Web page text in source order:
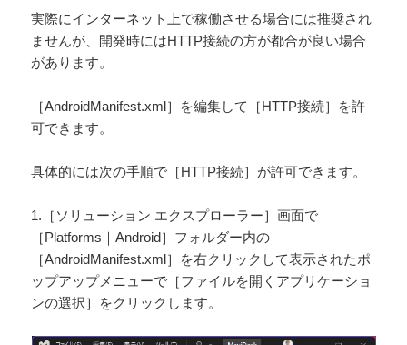
実際にインターネット上で稼働させる場合には推奨され
ませんが、開発時にはHTTP接続の方が都合が良い場合
があります。
［AndroidManifest.xml］を編集して［HTTP接続］を許
可できます。
具体的には次の手順で［HTTP接続］が許可できます。
1.［ソリューション エクスプローラー］画面で
［Platforms｜Android］フォルダー内の
［AndroidManifest.xml］を右クリックして表示されたポ
ップアップメニューで［ファイルを開くアプリケーショ
ンの選択］をクリックします。